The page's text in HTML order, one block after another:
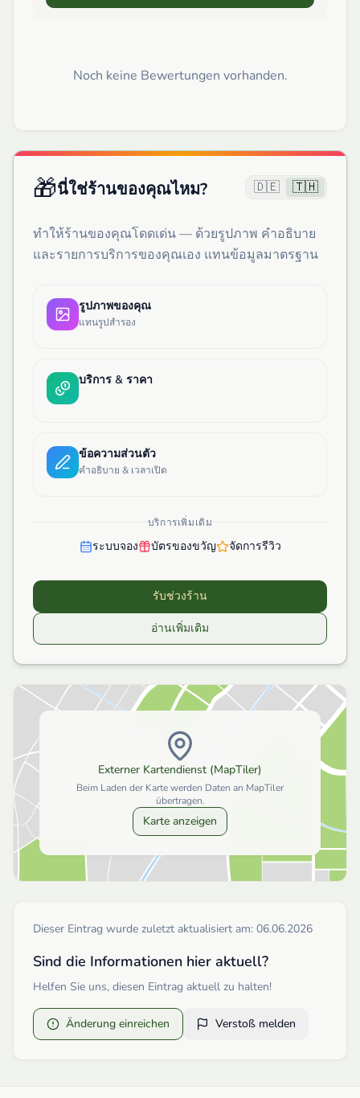
Noch keine Bewertungen vorhanden.
🎁นี่ใช่ร้านของคุณไหม? 🇩🇪 🇹🇭
ทำให้ร้านของคุณโดดเด่น — ด้วยรูปภาพ คำอธิบาย
และรายการบริการของคุณเอง แทนข้อมูลมาตรฐาน
รูปภาพของคุณ
แทนรูปสำรอง
บริการ & ราคา
ข้อความส่วนตัว
คำอธิบาย & เวลาเปิด
บริการเพิ่มเติม
ระบบจอง บัตรของขวัญ จัดการรีวิว
รับช่วงร้าน
อ่านเพิ่มเติม
Externer Kartendienst (MapTiler)
Beim Laden der Karte werden Daten an MapTiler
übertragen.
Karte anzeigen
Dieser Eintrag wurde zuletzt aktualisiert am: 06.06.2026
Sind die Informationen hier aktuell?
Helfen Sie uns, diesen Eintrag aktuell zu halten!
Änderung einreichen Verstoß melden